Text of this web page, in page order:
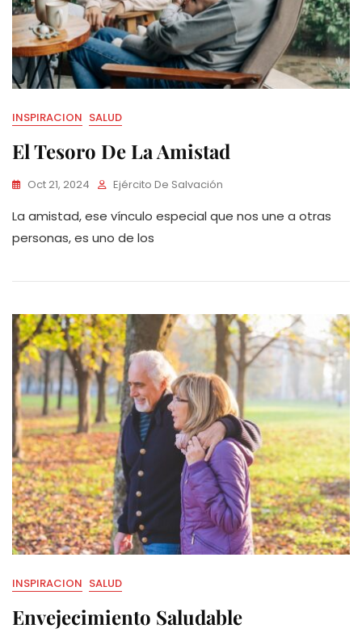
INSPIRACION SALUD
El Tesoro De La Amistad
Oct 21, 2024 Ejército De Salvación
La amistad, ese vínculo especial que nos une a otras
personas, es uno de los
INSPIRACION SALUD
Envejecimiento Saludable